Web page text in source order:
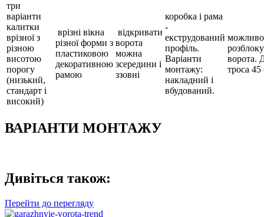
три
варіанти
калитки
врізної з
різною
висотою
порогу
(низький,
стандарт і
високий)
врізні вікна
різної форми з
пластиковою
декоративною
рамою
відкривати
ворота
можна
зсередини і
ззовні
коробка і рама
-
екструдований
профіль.
Варіанти
монтажу:
накладний і
вбудований.
можливо
ворота.
троса 45
ВАРІАНТИ МОНТАЖУ
Дивіться також:
Перейти до перегляду